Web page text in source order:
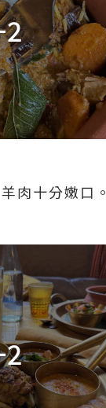
肉十分嫩口。